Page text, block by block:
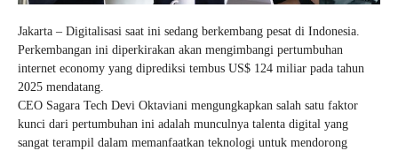
Jakarta – Digitalisasi saat ini sedang berkembang pesat di Indonesia.
Perkembangan ini diperkirakan akan mengimbangi pertumbuhan
internet economy yang diprediksi tembus US$ 124 miliar pada tahun
2025 mendatang.
CEO Sagara Tech Devi Oktaviani mengungkapkan salah satu faktor
kunci dari pertumbuhan ini adalah munculnya talenta digital yang
sangat terampil dalam memanfaatkan teknologi untuk mendorong